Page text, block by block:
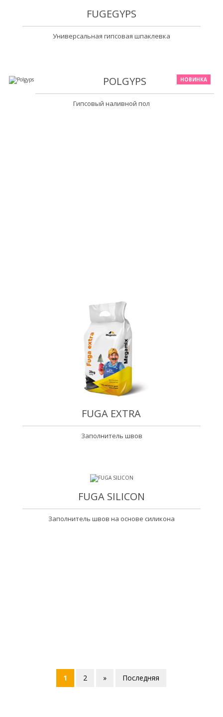
FUGEGYPS
Универсальная гипсовая шпаклевка
НОВИНКА
POLGYPS
Гипсовый наливной пол
FUGA EXTRA
Заполнитель швов
FUGA SILICON
Заполнитель швов на основе силикона
1(current)
2 » Последняя